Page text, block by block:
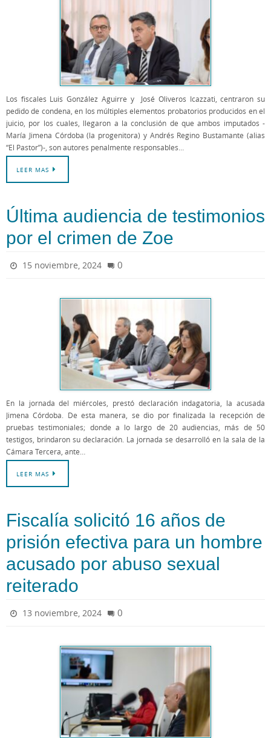
Los fiscales Luis González Aguirre y José Oliveros Icazzati, centraron su
pedido de condena, en los múltiples elementos probatorios producidos en el
juicio, por los cuales, llegaron a la conclusión de que ambos imputados -
María Jimena Córdoba (la progenitora) y Andrés Regino Bustamante (alias
“El Pastor”)-, son autores penalmente responsables…
LEER MAS
Última audiencia de testimonios
por el crimen de Zoe
15 noviembre, 2024 0
En la jornada del miércoles, prestó declaración indagatoria, la acusada
Jimena Córdoba. De esta manera, se dio por finalizada la recepción de
pruebas testimoniales; donde a lo largo de 20 audiencias, más de 50
testigos, brindaron su declaración. La jornada se desarrolló en la sala de la
Cámara Tercera, ante…
LEER MAS
Fiscalía solicitó 16 años de
prisión efectiva para un hombre
acusado por abuso sexual
reiterado
13 noviembre, 2024 0